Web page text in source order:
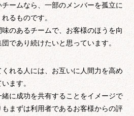
ームなら、一部のメンバーを孤立に
るものです。
のあるチームで、お客様のほうを向
であり続けたいと思っています。
れる人には、お互いに人間力を高め
ます。
に成功を共有することをイメージで
まずは利用者であるお客様からの評